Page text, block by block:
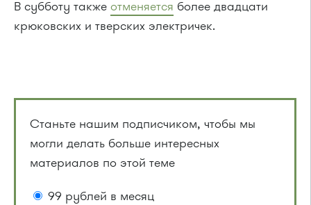
В субботу также отменяется более двадцати
крюковских и тверских электричек.
Станьте нашим подписчиком, чтобы мы
могли делать больше интересных
материалов по этой теме
99 рублей в месяц